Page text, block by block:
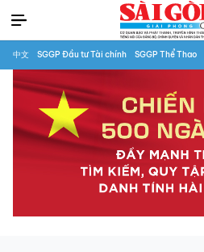
中文 SGGP Đầu tư Tài chính SGGP Thể Thao